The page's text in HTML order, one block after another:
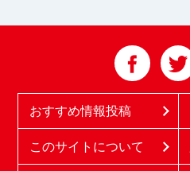
おすすめ情報投稿
このサイトについて